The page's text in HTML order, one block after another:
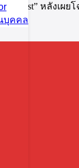
บุคคล
หลังเ